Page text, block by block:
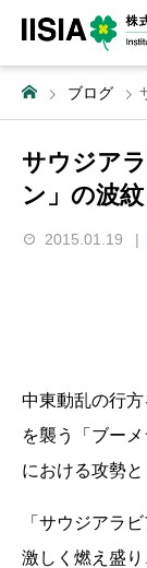
ブログ
サウジア
ン」の波紋
2015.01.19
中東動乱の行
を襲う「ブー
における攻勢
「サウジアラ
激しく燃え盛